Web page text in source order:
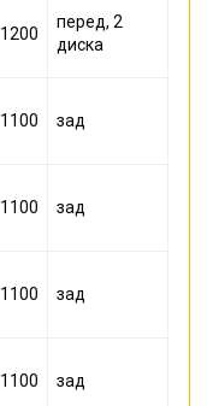
1200
перед, 2
диска
1100 зад
1100 зад
1100 зад
1100 зад